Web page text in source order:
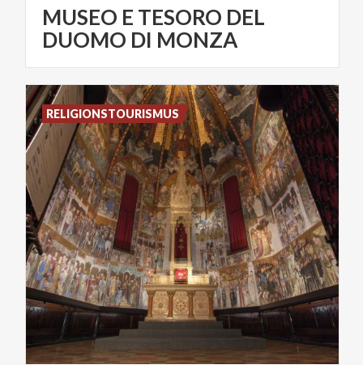
MUSEO E TESORO DEL
DUOMO DI MONZA
RELIGIONSTOURISMUS